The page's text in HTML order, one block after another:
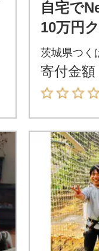
自宅で
10万円
茨城県つく
寄付金額